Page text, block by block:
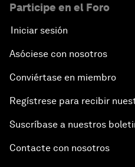
Participe en el Foro
Iniciar sesión
Asóciese con nosotros
Conviértase en miembro
Regístrese para recibir
Suscríbase a nuestros
Contacte con nosotros